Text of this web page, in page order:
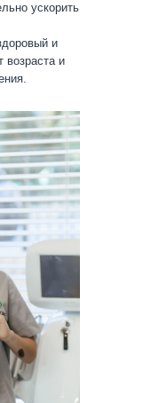
ускорить
и
возраста и